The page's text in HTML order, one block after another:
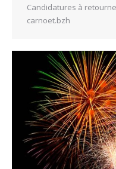
Candidatures à
carnoet.bzh